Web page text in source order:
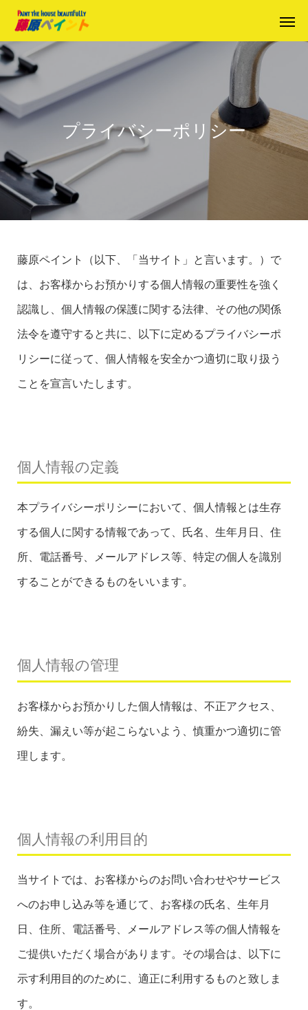
プライバシーポリシー
藤原ペイント（以下、「当サイト」と言います。）で
は、お客様からお預かりする個人情報の重要性を強く
認識し、個人情報の保護に関する法律、その他の関係
法令を遵守すると共に、以下に定めるプライバシーポ
リシーに従って、個人情報を安全かつ適切に取り扱う
ことを宣言いたします。
個人情報の定義
本プライバシーポリシーにおいて、個人情報とは生存
する個人に関する情報であって、氏名、生年月日、住
所、電話番号、メールアドレス等、特定の個人を識別
することができるものをいいます。
個人情報の管理
お客様からお預かりした個人情報は、不正アクセス、
紛失、漏えい等が起こらないよう、慎重かつ適切に管
理します。
個人情報の利用目的
当サイトでは、お客様からのお問い合わせやサービス
へのお申し込み等を通じて、お客様の氏名、生年月
日、住所、電話番号、メールアドレス等の個人情報を
ご提供いただく場合があります。その場合は、以下に
示す利用目的のために、適正に利用するものと致しま
す。